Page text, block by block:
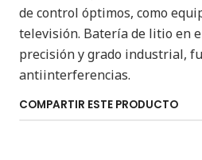
de control óptimos, como
televisión. Batería de litio en
precisión y grado industrial,
antiinterferencias.
COMPARTIR ESTE PRODUCTO